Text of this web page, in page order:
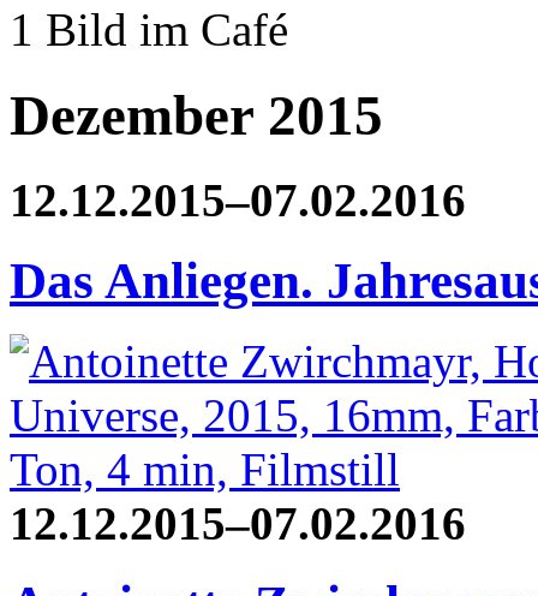
1 Bild im Café
Dezember 2015
12.12.2015–07.02.2016
Das Anliegen.
12.12.2015–07.02.2016